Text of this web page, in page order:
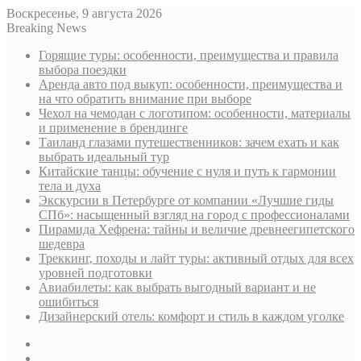
Воскресенье, 9 августа 2026
Breaking News
Горящие туры: особенности, преимущества и правила
выбора поездки
Аренда авто под выкуп: особенности, преимущества и
на что обратить внимание при выборе
Чехол на чемодан с логотипом: особенности, материалы
и применение в брендинге
Таиланд глазами путешественников: зачем ехать и как
выбрать идеальный тур
Китайские танцы: обучение с нуля и путь к гармонии
тела и духа
Экскурсии в Петербурге от компании «Лучшие гиды
СПб»: насыщенный взгляд на город с профессионалами
Пирамида Хефрена: тайны и величие древнеегипетского
шедевра
Треккинг, походы и лайт туры: активный отдых для всех
уровней подготовки
Авиабилеты: как выбрать выгодный вариант и не
ошибиться
Дизайнерский отель: комфорт и стиль в каждом уголке